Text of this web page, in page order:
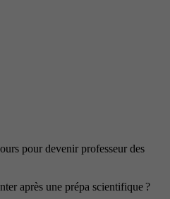
pour devenir professeur des
après une prépa scientifique ?